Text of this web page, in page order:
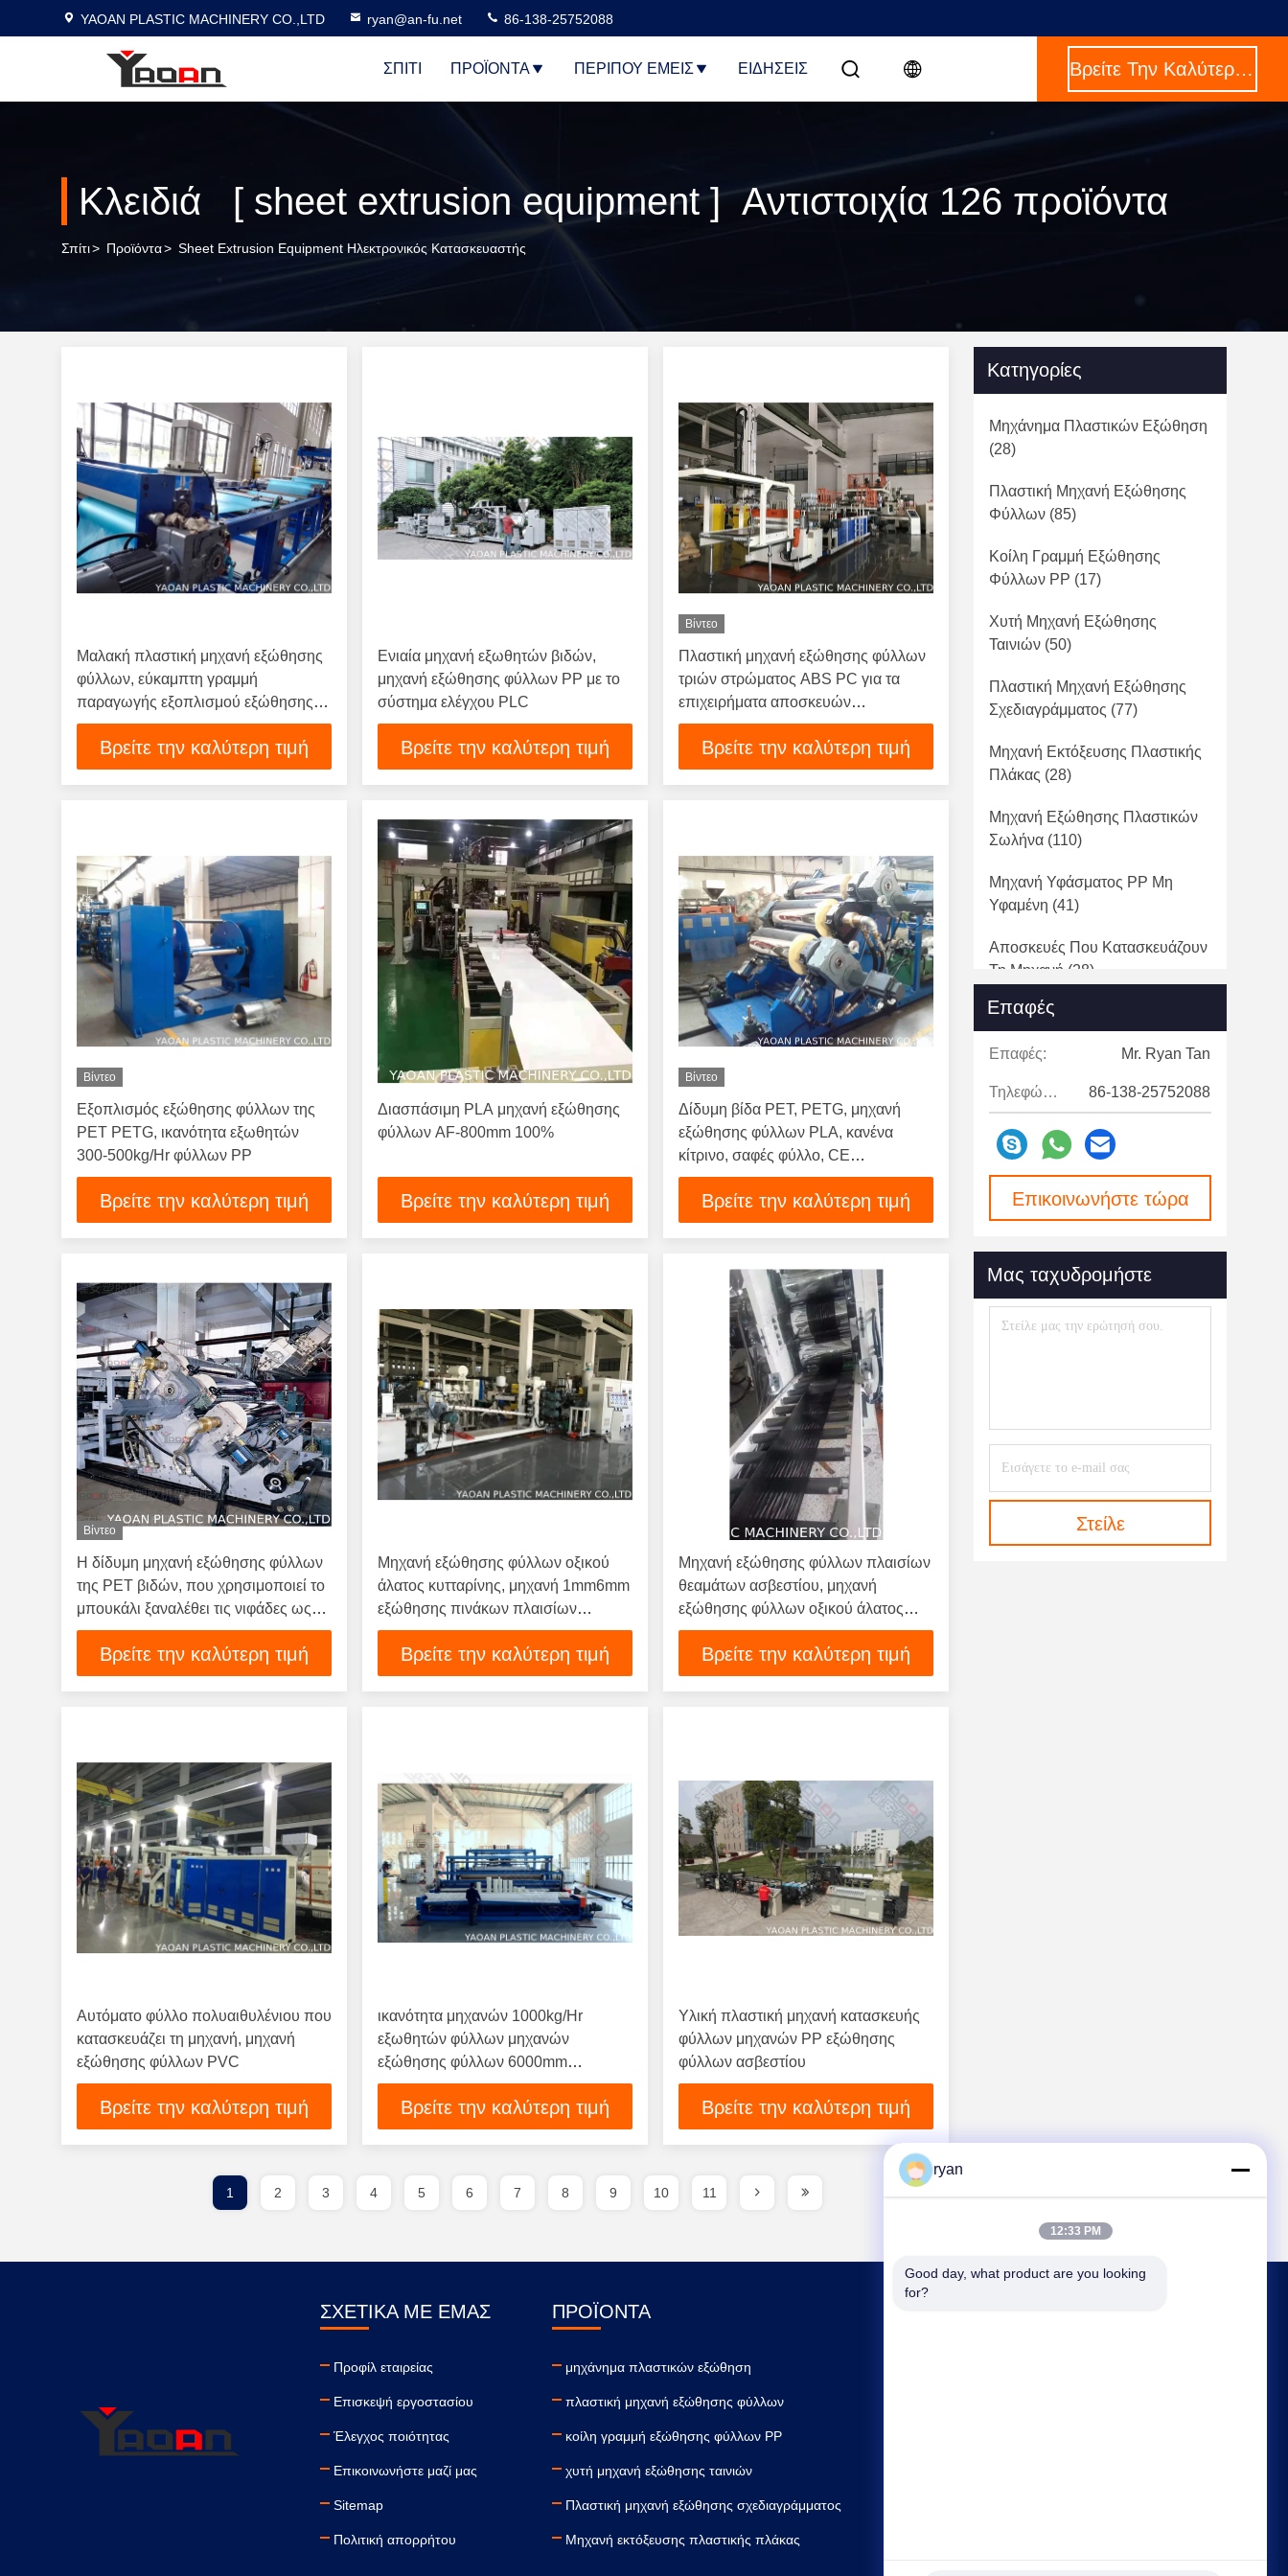
YAOAN PLASTIC MACHINERY CO.,LTD ryan@an-fu.net 86-138-25752088
ΣΠΊΤΙ ΠΡΟΪΌΝΤΑ ΠΕΡΊΠΟΥ ΕΜΕΊΣ ΕΙΔΗΣΕΙΣ Βρείτε Την Καλύτερη Τιμή
Κλειδιά [ sheet extrusion equipment ] Αντιστοιχία 126 προϊόντα
Σπίτι> Προϊόντα> Sheet Extrusion Equipment Ηλεκτρονικός Κατασκευαστής
Μαλακή πλαστική μηχανή εξώθησης
φύλλων, εύκαμπτη γραμμή
παραγωγής εξοπλισμού εξώθησης
φύλλων PVC
Βρείτε την καλύτερη τιμή
Ενιαία μηχανή εξωθητών βιδών,
μηχανή εξώθησης φύλλων PP με το
σύστημα ελέγχου PLC
Βρείτε την καλύτερη τιμή
Βίντεο
Πλαστική μηχανή εξώθησης φύλλων
τριών στρώματος ABS PC για τα
επιχειρήματα αποσκευών
αποσκευών
Βρείτε την καλύτερη τιμή
Βίντεο
Εξοπλισμός εξώθησης φύλλων της
PET PETG, ικανότητα εξωθητών
300-500kg/Hr φύλλων PP
Βρείτε την καλύτερη τιμή
Διασπάσιμη PLA μηχανή εξώθησης
φύλλων AF-800mm 100%
Βρείτε την καλύτερη τιμή
Βίντεο
Δίδυμη βίδα PET, PETG, μηχανή
εξώθησης φύλλων PLA, κανένα
κίτρινο, σαφές φύλλο, CE
πιστοποιημένο, ISO9001
Βρείτε την καλύτερη τιμή
Βίντεο
Η δίδυμη μηχανή εξώθησης φύλλων
της PET βιδών, που χρησιμοποιεί το
μπουκάλι ξαναλέθει τις νιφάδες ως
πρώτη ύλη, στεγνωτήρας ελεύθερος
Βρείτε την καλύτερη τιμή
Μηχανή εξώθησης φύλλων οξικού
άλατος κυτταρίνης, μηχανή 1mm6mm
εξώθησης πινάκων πλαισίων
θεαμάτων ασβεστίου πάχος
Βρείτε την καλύτερη τιμή
Μηχανή εξώθησης φύλλων πλαισίων
θεαμάτων ασβεστίου, μηχανή
εξώθησης φύλλων οξικού άλατος
κυτταρίνης
Βρείτε την καλύτερη τιμή
Αυτόματο φύλλο πολυαιθυλένιου που
κατασκευάζει τη μηχανή, μηχανή
εξώθησης φύλλων PVC
Βρείτε την καλύτερη τιμή
ικανότητα μηχανών 1000kg/Hr
εξωθητών φύλλων μηχανών
εξώθησης φύλλων 6000mm
αδιάβροχη Geomembrane
Βρείτε την καλύτερη τιμή
Υλική πλαστική μηχανή κατασκευής
φύλλων μηχανών PP εξώθησης
φύλλων ασβεστίου
Βρείτε την καλύτερη τιμή
Κατηγορίες
Μηχάνημα Πλαστικών Εξώθηση
(28)
Πλαστική Μηχανή Εξώθησης
Φύλλων (85)
Κοίλη Γραμμή Εξώθησης
Φύλλων PP (17)
Χυτή Μηχανή Εξώθησης
Ταινιών (50)
Πλαστική Μηχανή Εξώθησης
Σχεδιαγράμματος (77)
Μηχανή Εκτόξευσης Πλαστικής
Πλάκας (28)
Μηχανή Εξώθησης Πλαστικών
Σωλήνα (110)
Μηχανή Υφάσματος PP Μη
Υφαμένη (41)
Αποσκευές Που Κατασκευάζουν
Τη Μηχανή (28)
Καυτό Ραβδί Κόλλας Λειωμένων
Μετάλλων Που Κατασκευάζει Τη
Μηχανή(25)
Πλαστική Μηχανή Κεραμιδιών
Ινών(30)
Κατασκευάζει Τη Μηχανή(12)
Πλαστική Μηχανή Σβόλων
Ανακύκλωσης
(26)
Πλαστικό Δίκτυο Που
Κατασκευάζει Τη Μηχανή(10)
Ταινία Μεταφορέων Που
Διαμορφώνει Τη Μηχανή
Επαφές
Επαφές: Mr. Ryan Tan
Τηλεφώνημα: 86-138-25752088
Επικοινωνήστε τώρα
Μας ταχυδρομήστε
Στείλε
1 2 3 4 5 6 7 8 9 10 11
ΣΧΕΤΙΚΆ ΜΕ ΕΜΆΣ
Προφίλ εταιρείας
Επισκεψή εργοστασίου
Έλεγχος ποιότητας
Επικοινωνήστε μαζί μας
Sitemap
Πολιτική απορρήτου
ΠΡΟΪΌΝΤΑ
μηχάνημα πλαστικών εξώθηση
πλαστική μηχανή εξώθησης φύλλων
κοίλη γραμμή εξώθησης φύλλων PP
χυτή μηχανή εξώθησης ταινιών
Πλαστική μηχανή εξώθησης σχεδιαγράμματος
Μηχανή εκτόξευσης πλαστικής πλάκας
ryan
12:33 PM
Good day, what product are you looking
for?